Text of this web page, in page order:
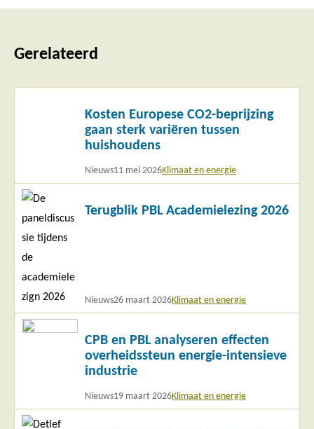
Gerelateerd
Kosten Europese CO2-beprijzing
gaan sterk variëren tussen
huishoudens
Nieuws11 mei 2026Klimaat en energie
Terugblik PBL Academielezing 2026
Nieuws26 maart 2026Klimaat en energie
Lees
meer
CPB en PBL analyseren effecten
overheidssteun energie-intensieve
industrie
Nieuws19 maart 2026Klimaat en energie
Lees
Lees